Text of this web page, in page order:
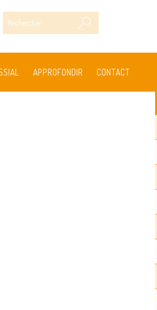
APPROFONDIR CONTACT